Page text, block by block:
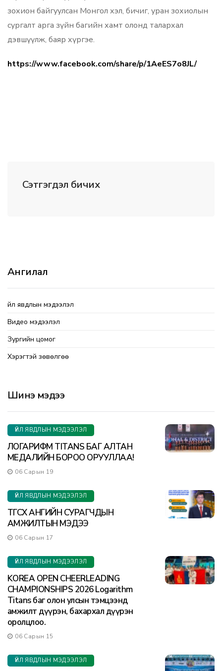
зохион байгуулсан Монгол хэл, бичиг, уран зохиолын
сургалт арга зүйн багийн хамт олонд талархал
дэвшүүлж, баяр хүргэе.
https://www.facebook.com/share/p/1AeES7o8JL/
Сэтгэгдэл бичих
Ангилал
Үйл явдлын мэдээлэл
Видео мэдээлэл
Зургийн цомог
Хэрэгтэй зөвөлгөө
Шинэ мэдээ
ҮЙЛ ЯВДЛЫН МЭДЭЭЛЭЛ
ЛОГАРИФМ TITANS БАГ АЛТАН
МЕДАЛИЙН БОРОО ОРУУЛЛАА!
06 Сарын 19
ҮЙЛ ЯВДЛЫН МЭДЭЭЛЭЛ
ТӨГСӨХ АНГИЙН СУРАГЧДЫН
АМЖИЛТЫН МЭДЭЭ
06 Сарын 17
ҮЙЛ ЯВДЛЫН МЭДЭЭЛЭЛ
KOREA OPEN CHEERLEADING
CHAMPIONSHIPS 2026 Logarithm
Titans баг олон улсын тэмцээнд
амжилт дүүрэн, бахархал дүүрэн
оролцлоо.
06 Сарын 15
ҮЙЛ ЯВДЛЫН МЭДЭЭЛЭЛ